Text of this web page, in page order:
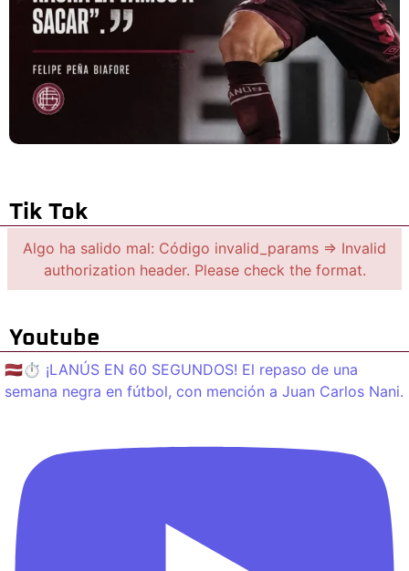
Tik Tok
Algo ha salido mal: Código invalid_params => Invalid
authorization header. Please check the format.
Youtube
🇱🇻⏱️ ¡LANÚS EN 60 SEGUNDOS! El repaso de una
semana negra en fútbol, con mención a Juan Carlos Nani.